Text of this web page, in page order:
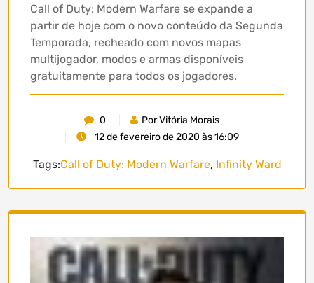
Call of Duty: Modern Warfare se expande a
partir de hoje com o novo conteúdo da Segunda
Temporada, recheado com novos mapas
multijogador, modos e armas disponíveis
gratuitamente para todos os jogadores.
0
Por Vitória Morais
12 de fevereiro de 2020 às 16:09
Tags:Call of Duty: Modern Warfare, Infinity Ward